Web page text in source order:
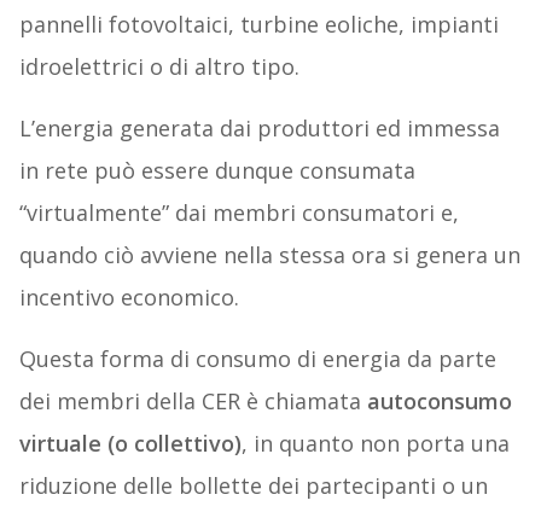
pannelli fotovoltaici, turbine eoliche, impianti
idroelettrici o di altro tipo.
L’energia generata dai produttori ed immessa
in rete può essere dunque consumata
“virtualmente” dai membri consumatori e,
quando ciò avviene nella stessa ora si genera un
incentivo economico.
Questa forma di consumo di energia da parte
dei membri della CER è chiamata autoconsumo
virtuale (o collettivo), in quanto non porta una
riduzione delle bollette dei partecipanti o un